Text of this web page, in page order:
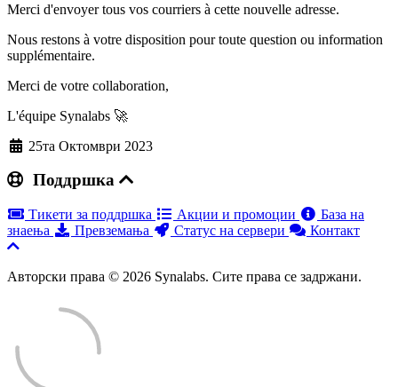
Merci d'envoyer tous vos courriers à cette nouvelle adresse.
Nous restons à votre disposition pour toute question ou information
supplémentaire.
Merci de votre collaboration,
L'équipe Synalabs 🚀
25та Октомври 2023
Поддршка
Тикети за поддршка Акции и промоции
База на
знаења
Превземања Статус на сервери Контакт
Авторски права © 2026 Synalabs. Сите права се задржани.